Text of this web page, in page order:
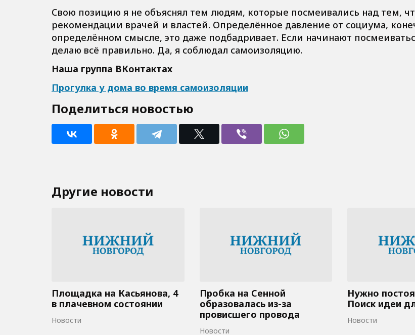
Свою позицию я не объяснял тем людям, которые посмеивались над тем,
рекомендации врачей и властей. Определённое давление от социума,
определённом смысле, это даже подбадривает. Если начинают
делаю всё правильно. Да, я соблюдал самоизоляцию.
Наша группа ВКонтактах
Прогулка у дома во время самоизоляции
Поделиться новостью
Другие новости
Площадка на Касьянова, 4
в плачевном состоянии
Новости
Пробка на Сенной
образовалась из-за
провисшего провода
Новости
Нужно
Поиск идеи
Новости